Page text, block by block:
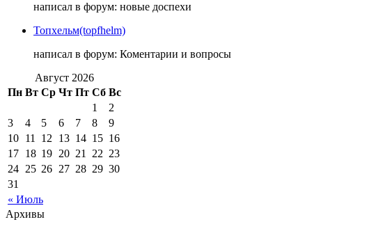
написал в форум: новые доспехи
Топхельм(topfhelm)
написал в форум: Коментарии и вопросы
Август 2026
Пн Вт Ср Чт Пт Сб Вс
« Июль
1
2
3
4 5 6 7 8
9
10 11 12 13 14 15 16
17 18 19 20 21 22 23
24 25 26 27 28 29 30
31
Архивы